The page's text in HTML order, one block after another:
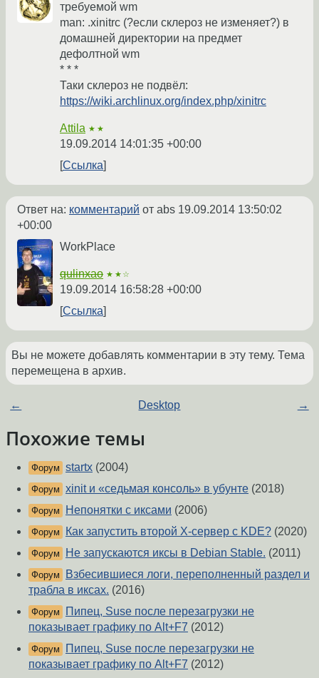
требуемой wm
man: .xinitrc (?если склероз не изменяет?) в
домашней директории на предмет
дефолтной wm
* * *
Таки склероз не подвёл:
https://wiki.archlinux.org/index.php/xinitrc
Attila ★★
19.09.2014 14:01:35 +00:00
Ссылка
Ответ на: комментарий от abs 19.09.2014 13:50:02
+00:00
WorkPlace
qulinxao ★★☆
19.09.2014 16:58:28 +00:00
Ссылка
Вы не можете добавлять комментарии в эту тему. Тема
перемещена в архив.
← Desktop →
Похожие темы
Форум startx (2004)
Форум xinit и «седьмая консоль» в убунте (2018)
Форум Непонятки с иксами (2006)
Форум Как запустить второй X-сервер с KDE? (2020)
Форум Не запускаются иксы в Debian Stable. (2011)
Форум
Взбесившиеся логи, переполненный раздел и
трабла в иксах. (2016)
Форум
Пипец, Suse после перезагрузки не
показывает графику по Alt+F7 (2012)
Форум
Пипец, Suse после перезагрузки не
показывает графику по Alt+F7 (2012)